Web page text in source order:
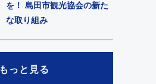
を！ 島田市観光協会の新た
な取り組み
もっと見る